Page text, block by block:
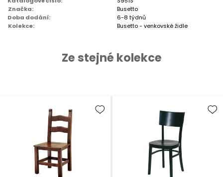
Značka:
Busetto
Doba dodání:
6-8 týdnů
Kolekce:
Busetto - venkovské židle
Ze stejné kolekce